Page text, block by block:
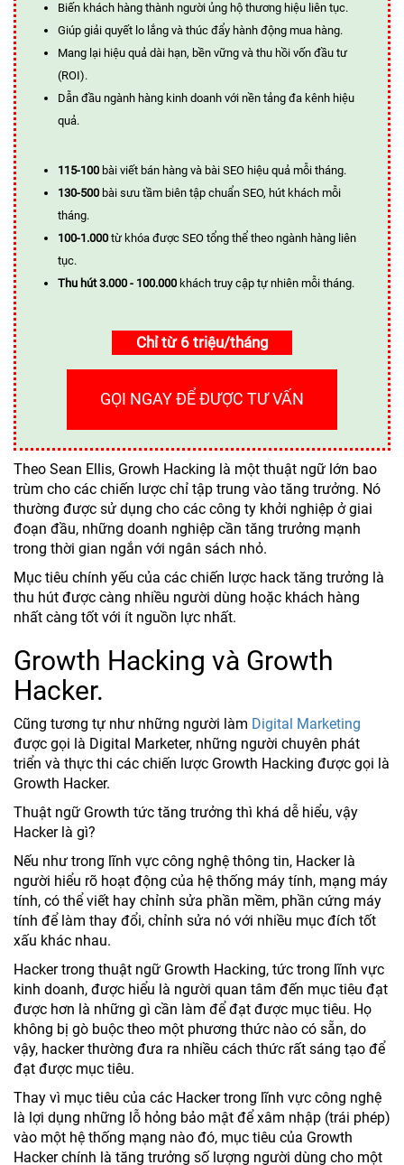
Biến khách hàng thành người ủng hộ thương hiệu liên tục.
Giúp giải quyết lo lắng và thúc đẩy hành động mua hàng.
Mang lại hiệu quả dài hạn, bền vững và thu hồi vốn đầu tư
(ROI).
Dẫn đầu ngành hàng kinh doanh với nền tảng đa kênh hiệu
quả.
115-100 bài viết bán hàng và bài SEO hiệu quả mỗi tháng.
130-500 bài sưu tầm biên tập chuẩn SEO, hút khách mỗi
tháng.
100-1.000 từ khóa được SEO tổng thể theo ngành hàng liên
tục.
Thu hút 3.000 - 100.000 khách truy cập tự nhiên mỗi tháng.
Chỉ từ 6 triệu/tháng
GỌI NGAY ĐỂ ĐƯỢC TƯ VẤN
Theo Sean Ellis, Growh Hacking là một thuật ngữ lớn bao
trùm cho các chiến lược chỉ tập trung vào tăng trưởng. Nó
thường được sử dụng cho các công ty khởi nghiệp ở giai
đoạn đầu, những doanh nghiệp cần tăng trưởng mạnh
trong thời gian ngắn với ngân sách nhỏ.
Mục tiêu chính yếu của các chiến lược hack tăng trưởng là
thu hút được càng nhiều người dùng hoặc khách hàng
nhất càng tốt với ít nguồn lực nhất.
Growth Hacking và Growth
Hacker.
Cũng tương tự như những người làm Digital Marketing
được gọi là Digital Marketer, những người chuyên phát
triển và thực thi các chiến lược Growth Hacking được gọi là
Growth Hacker.
Thuật ngữ Growth tức tăng trưởng thì khá dễ hiểu, vậy
Hacker là gì?
Nếu như trong lĩnh vực công nghệ thông tin, Hacker là
người hiểu rõ hoạt động của hệ thống máy tính, mạng máy
tính, có thể viết hay chỉnh sửa phần mềm, phần cứng máy
tính để làm thay đổi, chỉnh sửa nó với nhiều mục đích tốt
xấu khác nhau.
Hacker trong thuật ngữ Growth Hacking, tức trong lĩnh vực
kinh doanh, được hiểu là người quan tâm đến mục tiêu đạt
được hơn là những gì cần làm để đạt được mục tiêu. Họ
không bị gò buộc theo một phương thức nào có sẵn, do
vậy, hacker thường đưa ra nhiều cách thức rất sáng tạo để
đạt được mục tiêu.
Thay vì mục tiêu của các Hacker trong lĩnh vực công nghệ
là lợi dụng những lỗ hỏng bảo mật để xâm nhập (trái phép)
vào một hệ thống mạng nào đó, mục tiêu của Growth
Hacker chính là tăng trưởng số lượng người dùng cho một